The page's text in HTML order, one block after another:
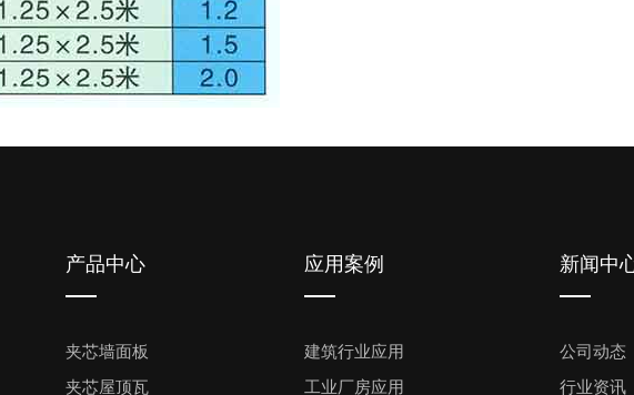
产品中心
夹芯墙面板
夹芯屋顶瓦
应用案例
建筑行业应用
工业厂房应用
新闻中
公司动态
行业资讯